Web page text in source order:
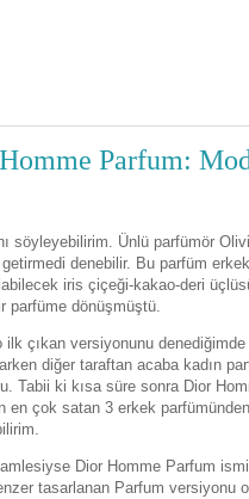
Parfum:
söyleyebilirim. Ünlü parfümör
getirmedi denebilir. Bu parfüm
iris çiçeği-kakao-deri
parfüme dönüşmüştü.
çıkan versiyonunu denediğimde
diğer taraftan acaba kadın
Tabii ki kısa süre sonra Dior
en çok satan 3 erkek
Dior Homme Parfum
tasarlanan Parfum versiyonu